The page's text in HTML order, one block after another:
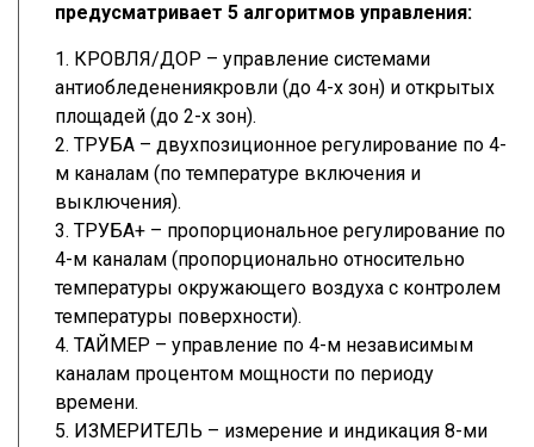
предусматривает 5 алгоритмов управления:
1. КРОВЛЯ/ДОР – управление системами
антиобледенениякровли (до 4-х зон) и открытых
площадей (до 2-х зон).
2. ТРУБА – двухпозиционное регулирование по 4-
м каналам (по температуре включения и
выключения).
3. ТРУБА+ – пропорциональное регулирование по
4-м каналам (пропорционально относительно
температуры окружающего воздуха с контролем
температуры поверхности).
4. ТАЙМЕР – управление по 4-м независимым
каналам процентом мощности по периоду
времени.
5. ИЗМЕРИТЕЛЬ – измерение и индикация 8-ми